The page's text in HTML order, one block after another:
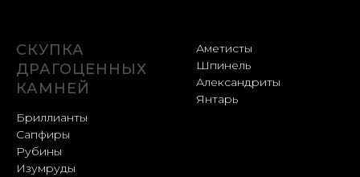
СКУПКА
ДРАГОЦЕННЫХ
КАМНЕЙ
Бриллианты
Сапфиры
Рубины
Изумруды
Аметисты
Шпинель
Александриты
Янтарь